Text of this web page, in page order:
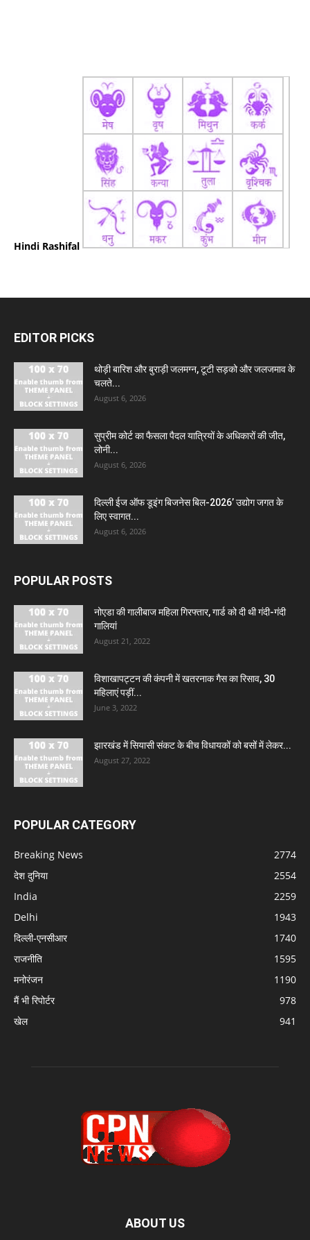
Hindi Rashifal
EDITOR PICKS
थोड़ी बारिश और बुराड़ी जलमग्न, टूटी सड़को और जलजमाव के
चलते...
August 6, 2026
सुप्रीम कोर्ट का फैसला पैदल यात्रियों के अधिकारों की जीत,
लोनी...
August 6, 2026
दिल्ली ईज ऑफ डूइंग बिजनेस बिल-2026’ उद्योग जगत के
लिए स्वागत...
August 6, 2026
POPULAR POSTS
नोएडा की गालीबाज महिला गिरफ्तार, गार्ड को दी थी गंदी-गंदी
गालियां
August 21, 2022
विशाखापट्टन की कंपनी में खतरनाक गैस का रिसाव, 30
महिलाएं पड़ीं...
June 3, 2022
झारखंड में सियासी संकट के बीच विधायकों को बसों में लेकर...
August 27, 2022
POPULAR CATEGORY
Breaking News
2774
देश दुनिया
2554
India
2259
Delhi
1943
दिल्ली-एनसीआर
1740
राजनीति
1595
मनोरंजन
1190
मैं भी रिपोर्टर
978
खेल
941
ABOUT US